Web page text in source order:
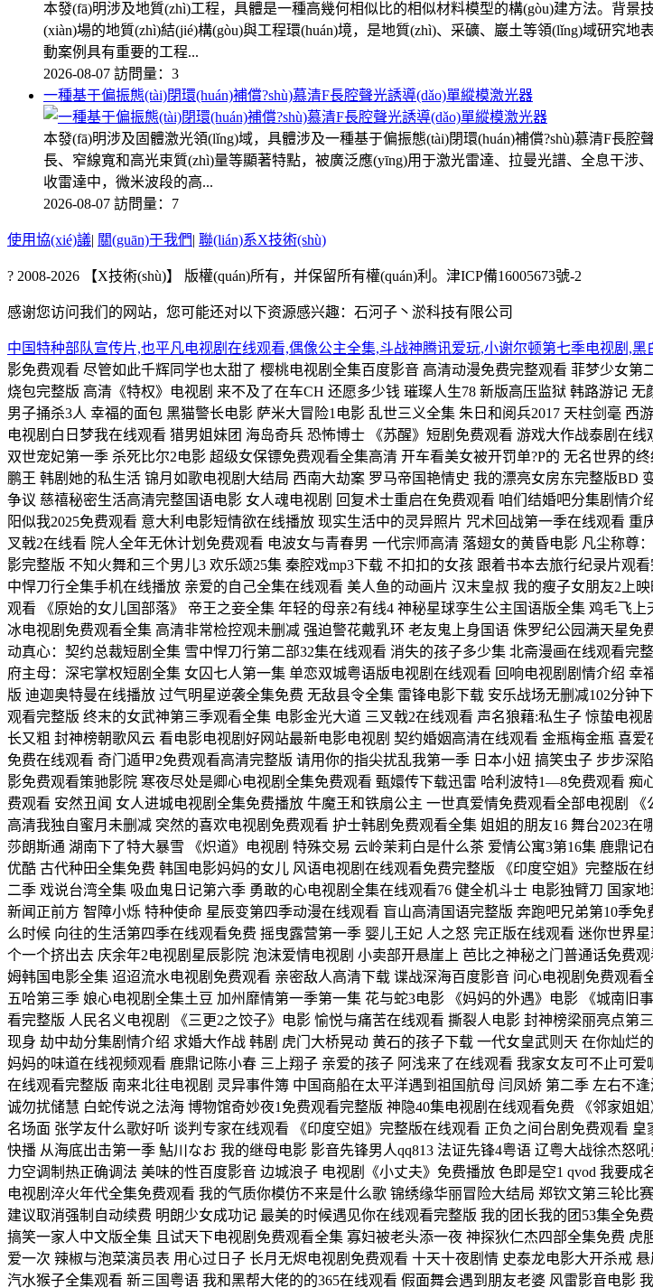
本發(fā)明涉及地質(zhì)工程，具體是一種高幾何相似比的相似材料模型的構(gòu)建方法。背
(xiàn)場的地質(zhì)結(jié)構(gòu)與工程環(huán)境，是地質(zhì)、采礦、巖土等領(lǐng)域研究
動案例具有重要的工程...
2026-08-07 訪問量：3
一種基于偏振態(tài)閉環(huán)補償?shù)慕清F長腔聲光誘導(dǎo)單縱模激光器
本發(fā)明涉及固體激光領(lǐng)域，具體涉及一種基于偏振態(tài)閉環(huán)補償?shù)慕清F長
長、窄線寬和高光束質(zhì)量等顯著特點，被廣泛應(yīng)用于激光雷達、拉曼光譜、全息干
收雷達中，微米波段的高...
2026-08-07 訪問量：7
使用協(xié)議| 關(guān)于我們| 聯(lián)系X技術(shù)
? 2008-2026 【X技術(shù)】 版權(quán)所有，并保留所有權(quán)利。津ICP備16005673號-2
感谢您访问我们的网站，您可能还对以下资源感兴趣：石河子丶淤科技有限公司
中国特种部队宣传片,也平凡电视剧在线观看,偶像公主全集,斗战神腾讯爱玩,小谢尔顿第七季电视剧,
影免费观看 尽管如此千辉同学也太甜了 樱桃电视剧全集百度影音 高清动漫免费完整观看 菲梦少女
烧包完整版 高清《特权》电视剧 来不及了在车CH 还愿多少钱 璀璨人生78 新版高压监狱 韩路游记
男子捅杀3人 幸福的面包 黑猫警长电影 萨米大冒险1电影 乱世三义全集 朱日和阅兵2017 天柱剑毫
电视剧白日梦我在线观看 猎男姐妹团 海岛奇兵 恐怖博士 《苏醒》短剧免费观看 游戏大作战泰剧在
双世宠妃第一季 杀死比尔2电影 超级女保镖免费观看全集高清 开车看美女被开罚单?P的 无名世界
鹏王 韩剧她的私生活 锦月如歌电视剧大结局 西南大劫案 罗马帝国艳情史 我的漂亮女房东完整版BD
争议 慈禧秘密生活高清完整国语电影 女人魂电视剧 回复术士重启在免费观看 咱们结婚吧分集剧情
阳似我2025免费观看 意大利电影短情欲在线播放 现实生活中的灵异照片 咒术回战第一季在线观看
叉戟2在线看 院人全年无休计划免费观看 电波女与青春男 一代宗师高清 落翅女的黄昏电影 凡尘称
影完整版 不知火舞和三个男儿3 欢乐颂25集 秦腔戏mp3下载 不扣扣的女孩 跟着书本去旅行纪录片
中悍刀行全集手机在线播放 亲爱的自己全集在线观看 美人鱼的动画片 汉末皇叔 我的瘦子女朋友2上
观看 《原始的女儿国部落》 帝王之妾全集 年轻的母亲2有线4 神秘星球孪生公主国语版全集 鸡毛飞
冰电视剧免费观看全集 高清非常检控观未删减 强迫警花戴乳环 老友鬼上身国语 侏罗纪公园满天星
动真心：契约总裁短剧全集 雪中悍刀行第二部32集在线观看 消失的孩子多少集 北斋漫画在线观看
府主母：深宅掌权短剧全集 女囚七人第一集 单恋双城粤语版电视剧在线观看 回响电视剧剧情介绍
版 迪迦奥特曼在线播放 过气明星逆袭全集免费 无敌县令全集 雷锋电影下载 安乐战场无删减102分
观看完整版 终末的女武神第三季观看全集 电影金光大道 三叉戟2在线观看 声名狼藉:私生子 惊蛰电
长又粗 封神榜朝歌风云 看电影电视剧好网站最新电影电视剧 契约婚姻高清在线观看 金瓶梅金瓶 喜
免费在线观看 奇门遁甲2免费观看高清完整版 请用你的指尖扰乱我第一季 日本小妞 搞笑虫子 步步
影免费观看策驰影院 寒夜尽处是卿心电视剧全集免费观看 甄嬛传下载迅雷 哈利波特1—8免费观看
费观看 安然丑闻 女人进城电视剧全集免费播放 牛魔王和铁扇公主 一世真爱情免费观看全部电视剧
高清我独自蜜月未删减 突然的喜欢电视剧免费观看 护士韩剧免费观看全集 姐姐的朋友16 舞台2023
莎朗斯通 湖南下了特大暴雪 《炽道》电视剧 特殊交易 云岭茉莉白是什么茶 爱情公寓3第16集 鹿鼎
优酷 古代种田全集免费 韩国电影妈妈的女儿 风语电视剧在线观看免费完整版 《印度空姐》完整版
二季 戏说台湾全集 吸血鬼日记第六季 勇敢的心电视剧全集在线观看76 健全机斗士 电影独臂刀 国
新闻正前方 智障小烁 特种使命 星辰变第四季动漫在线观看 盲山高清国语完整版 奔跑吧兄弟第10季
么时候 向往的生活第四季在线观看免费 摇曳露营第一季 婴儿王妃 人之怒 完正版在线观看 迷你世界
个一个挤出去 庆余年2电视剧星辰影院 泡沫爱情电视剧 小卖部开悬崖上 芭比之神秘之门普通话免费
姆韩国电影全集 迢迢流水电视剧免费观看 亲密敌人高清下载 谍战深海百度影音 问心电视剧免费观
五哈第三季 娘心电视剧全集土豆 加州靡情第一季第一集 花与蛇3电影 《妈妈的外遇》电影 《城南
看完整版 人民名义电视剧 《三更2之饺子》电影 愉悦与痛苦在线观看 撕裂人电影 封神榜梁丽亮点
现身 劫中劫分集剧情介绍 求婚大作战 韩剧 虎门大桥晃动 黄石的孩子下载 一代女皇武则天 在你灿
妈妈的味道在线视频观看 鹿鼎记陈小春 三上翔子 亲爱的孩子 阿浅来了在线观看 我家女友可不止可
在线观看完整版 南来北往电视剧 灵异事件簿 中国商船在太平洋遇到祖国航母 闫凤娇 第二季 左右不
诚勿扰储慧 白蛇传说之法海 博物馆奇妙夜1免费观看完整版 神隐40集电视剧在线观看免费 《邻家姐
名场面 张学友什么歌好听 谈判专家在线观看 《印度空姐》完整版在线观看 正负之间台剧免费观看
快播 从海底出击第一季 鮎川なお 我的继母电影 影音先锋男人qq813 法证先锋4粤语 辽粤大战徐杰
力空调制热正确调法 美味的性百度影音 边城浪子 电视剧《小丈夫》免费播放 色即是空1 qvod 我要
电视剧淬火年代全集免费观看 我的气质你模仿不来是什么歌 锦绣缘华丽冒险大结局 郑钦文第三轮
建议取消强制自动续费 明朗少女成功记 最美的时候遇见你在线观看完整版 我的团长我的团53集全
搞笑一家人中文版全集 且试天下电视剧免费观看全集 寡妇被老头添一夜 神探狄仁杰四部全集免费
爱一次 辣椒与泡菜演员表 用心过日子 长月无烬电视剧免费观看 十天十夜剧情 史泰龙电影大开杀戒
汽水猴子全集观看 新三国粤语 我和黑帮大佬的的365在线观看 假面舞会遇到朋友老婆 风雷影音电影